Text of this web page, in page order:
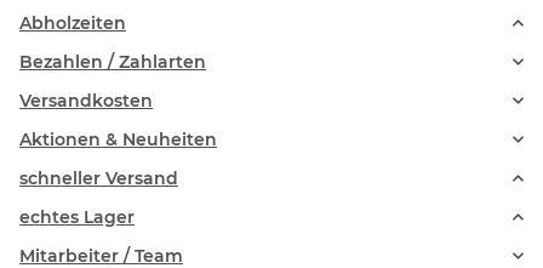
Abholzeiten
Bezahlen / Zahlarten
Versandkosten
Aktionen & Neuheiten
schneller Versand
echtes Lager
Mitarbeiter / Team